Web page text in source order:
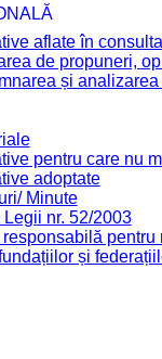
aflate în
de propuneri,
și
pentru care nu
adoptate
Minute
nr. 52/2003
și